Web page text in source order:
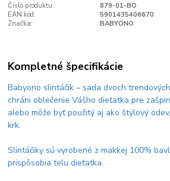
Číslo produktu:
879-01-BO
EAN kód:
5901435406670
Značka:
BABYONO
Kompletné špecifikácie
Babyono slintáčik – sada dvoch
chráni oblečenie Vášho dieťatka pre
alebo môže byť použitý aj ako štýlový
krk.
Slintáčiky sú vyrobené z mäkkej 100%
prispôsobia telu dieťatka.